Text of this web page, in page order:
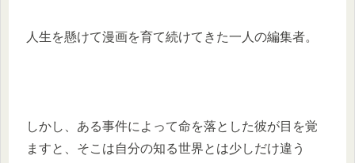
人生を懸けて漫画を育て続けてきた一人の編集者。
しかし、ある事件によって命を落とした彼が目を覚
ますと、そこは自分の知る世界とは少しだけ違う